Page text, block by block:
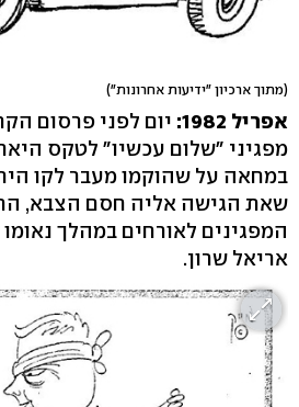
(מתוך ארכיון "ידיעות אחרונות")
אפריל 1982:
יום לפני פרסום
מפגיני "שלום עכשיו" לטקס
במחאה על שהוקמו מעבר לקו
שאת הגישה אליה חסם הצבא,
המפגינים לאורחים במהלך
אריאל שרון.